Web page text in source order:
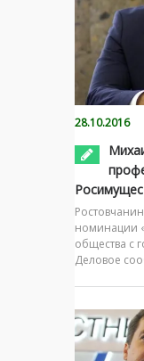
28.10.2016
номинации
общества с
Деловое